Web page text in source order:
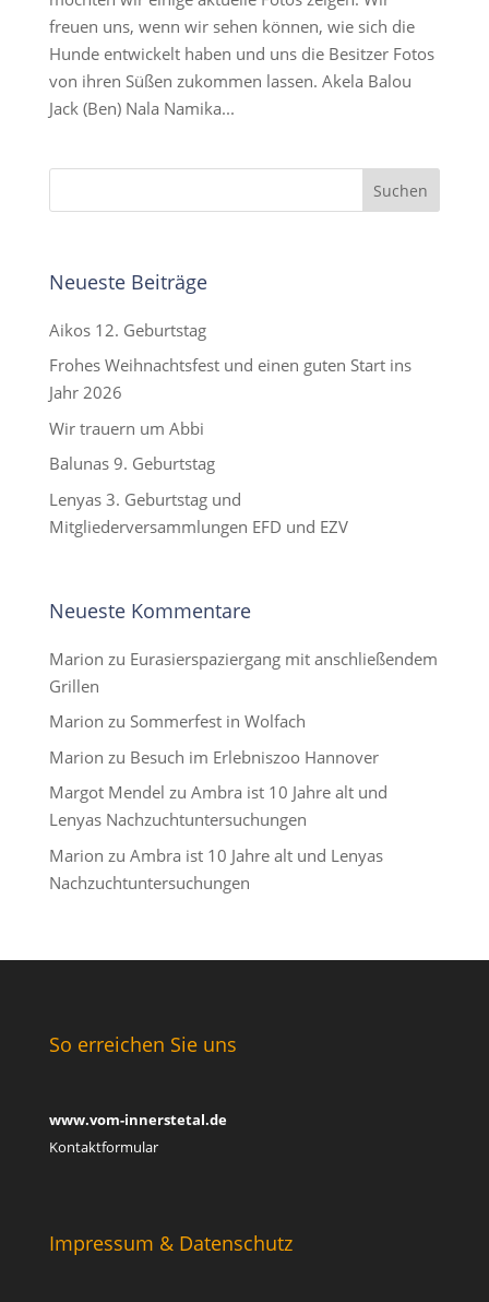
freuen uns, wenn wir sehen können, wie sich die
Hunde entwickelt haben und uns die Besitzer Fotos
von ihren Süßen zukommen lassen. Akela Balou
Jack (Ben) Nala Namika...
Neueste Beiträge
Aikos 12. Geburtstag
Frohes Weihnachtsfest und einen guten Start ins
Jahr 2026
Wir trauern um Abbi
Balunas 9. Geburtstag
Lenyas 3. Geburtstag und
Mitgliederversammlungen EFD und EZV
Neueste Kommentare
Marion zu Eurasierspaziergang mit anschließendem
Grillen
Marion zu Sommerfest in Wolfach
Marion zu Besuch im Erlebniszoo Hannover
Margot Mendel zu Ambra ist 10 Jahre alt und
Lenyas Nachzuchtuntersuchungen
Marion zu Ambra ist 10 Jahre alt und Lenyas
Nachzuchtuntersuchungen
So erreichen Sie uns
www.vom-innerstetal.de
Kontaktformular
Impressum & Datenschutz